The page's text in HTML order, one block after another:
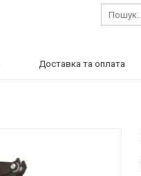
Доставка та оплата